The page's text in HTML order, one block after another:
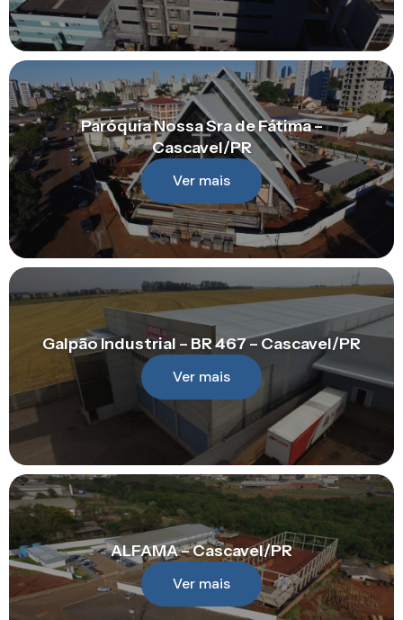
Paróquia Nossa Sra de Fátima –
Cascavel/PR
Ver mais
Galpão Industrial – BR 467 – Cascavel/PR
Ver mais
ALFAMA – Cascavel/PR
Ver mais